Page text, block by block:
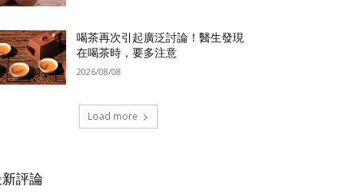
喝茶再次引起廣泛討論！醫生發現
在喝茶時，要多注意
2026/08/08
Load more
評論